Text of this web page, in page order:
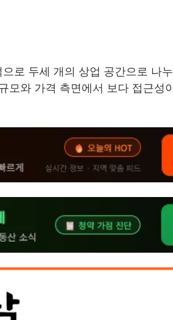
로 두세 개의 상업 공간으로 나
모와 가격 측면에서 보다 접근성